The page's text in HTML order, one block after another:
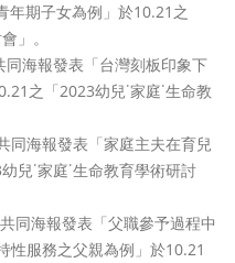
年期子女為例」於10.21之
」。
海報發表「台灣刻板印象下
之「2023幼兒˙家庭˙生命教
同海報發表「家庭主夫在育兒
兒˙家庭˙生命教育學術研討
同海報發表「父職參予過程中
性服務之父親為例」於10.21